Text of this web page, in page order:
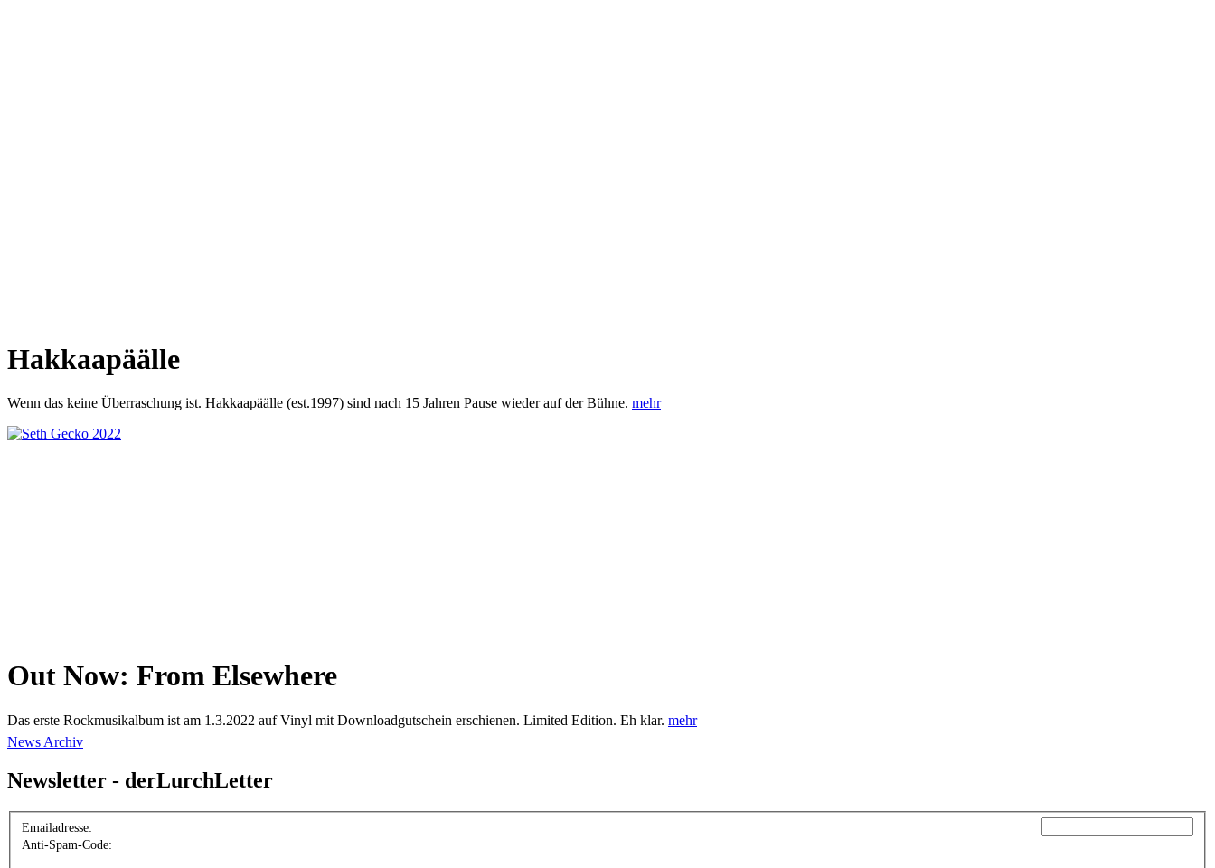
Hakkaapäälle
Wenn das keine Überraschung ist. Hakkaapäälle (est.1997) sind nach 15 Jahren Pause wieder auf der Bühne. mehr
Out Now: From Elsewhere
Das erste Rockmusikalbum ist am 1.3.2022 auf Vinyl mit Downloadgutschein erschienen. Limited Edition. Eh klar. mehr
News Archiv
Newsletter - derLurchLetter
Emailadresse:
Anti-Spam-Code: